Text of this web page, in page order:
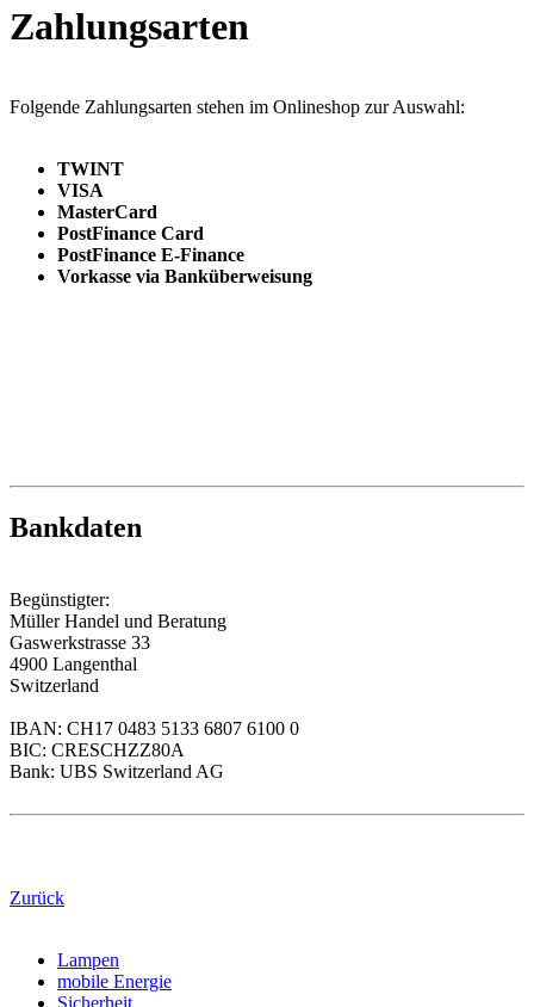
Zahlungsarten
Folgende Zahlungsarten stehen im Onlineshop zur Auswahl:
TWINT
VISA
MasterCard
PostFinance Card
PostFinance E-Finance
Vorkasse via Banküberweisung
Bankdaten
Begünstigter:
Müller Handel und Beratung
Gaswerkstrasse 33
4900 Langenthal
Switzerland
IBAN: CH17 0483 5133 6807 6100 0
BIC: CRESCHZZ80A
Bank: UBS Switzerland AG
Zurück
Lampen
mobile Energie
Sicherheit